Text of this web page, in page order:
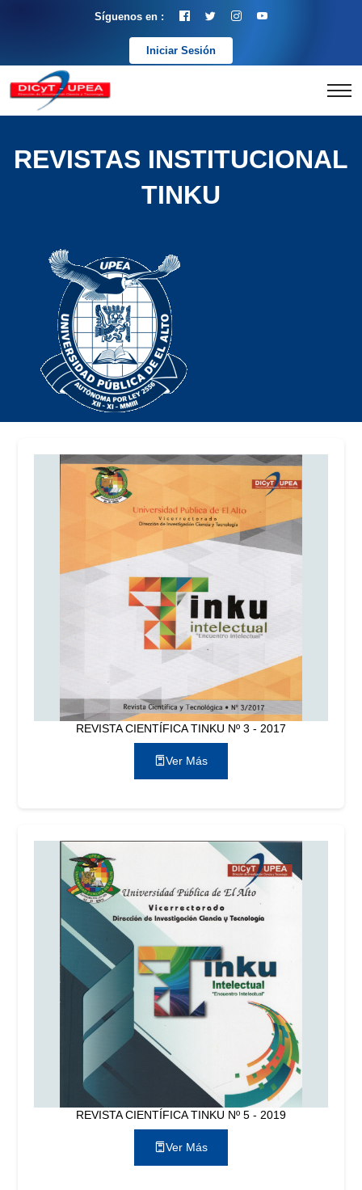
Síguenos en :
Iniciar Sesión
REVISTAS INSTITUCIONAL
TINKU
REVISTA CIENTÍFICA TINKU Nº 3 - 2017
Ver Más
REVISTA CIENTÍFICA TINKU Nº 5 - 2019
Ver Más